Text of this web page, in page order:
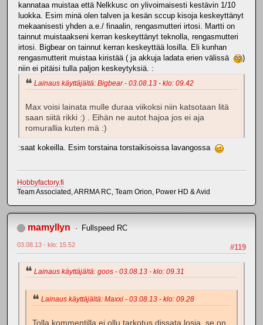
kannataa muistaa että Nelkkusc on ylivoimaisesti kestävin 1/10
luokka. Esim minä olen talven ja kesän sccup kisoja keskeyttänyt
mekaanisesti yhden a.e./ finaalin, rengasmutteri irtosi. Martti on
tainnut muistaakseni kerran keskeyttänyt teknolla, rengasmutteri
irtosi. Bigbear on tainnut kerran keskeyttää losilla. Eli kunhan
rengasmutterit muistaa kiristää ( ja akkuja ladata erien välissä
)
niin ei pitäisi tulla paljon keskeytyksiä. :
Lainaus käyttäjältä: Bigbear - 03.08.13 - klo: 09.42
Max voisi lainata mulle duraa viikoksi niin katsotaan litä
saan siitä rikki :) . Eihän ne autot hajoa jos ei aja
romurallia kuten mä :)
:saat kokeilla. Esim torstaina torstaikisoissa lavangossa
Hobbyfactory.fi
Team Associated, ARRMA RC, Team Orion, Power HD & Avid
mamyllyn Fullspeed RC
#119
03.08.13 - klo: 15.52
Lainaus käyttäjältä: goos - 03.08.13 - klo: 09.31
Lainaus käyttäjältä: Maxxi - 03.08.13 - klo: 09.28
Tolla kommentilla ei ollu tarkotus dissata losia, se on